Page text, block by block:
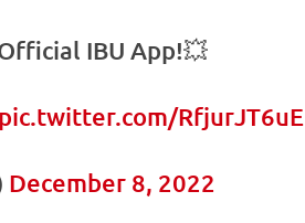
IBU App!💥
pic.twitter.com/RfjurJT6uE
December 8, 2022